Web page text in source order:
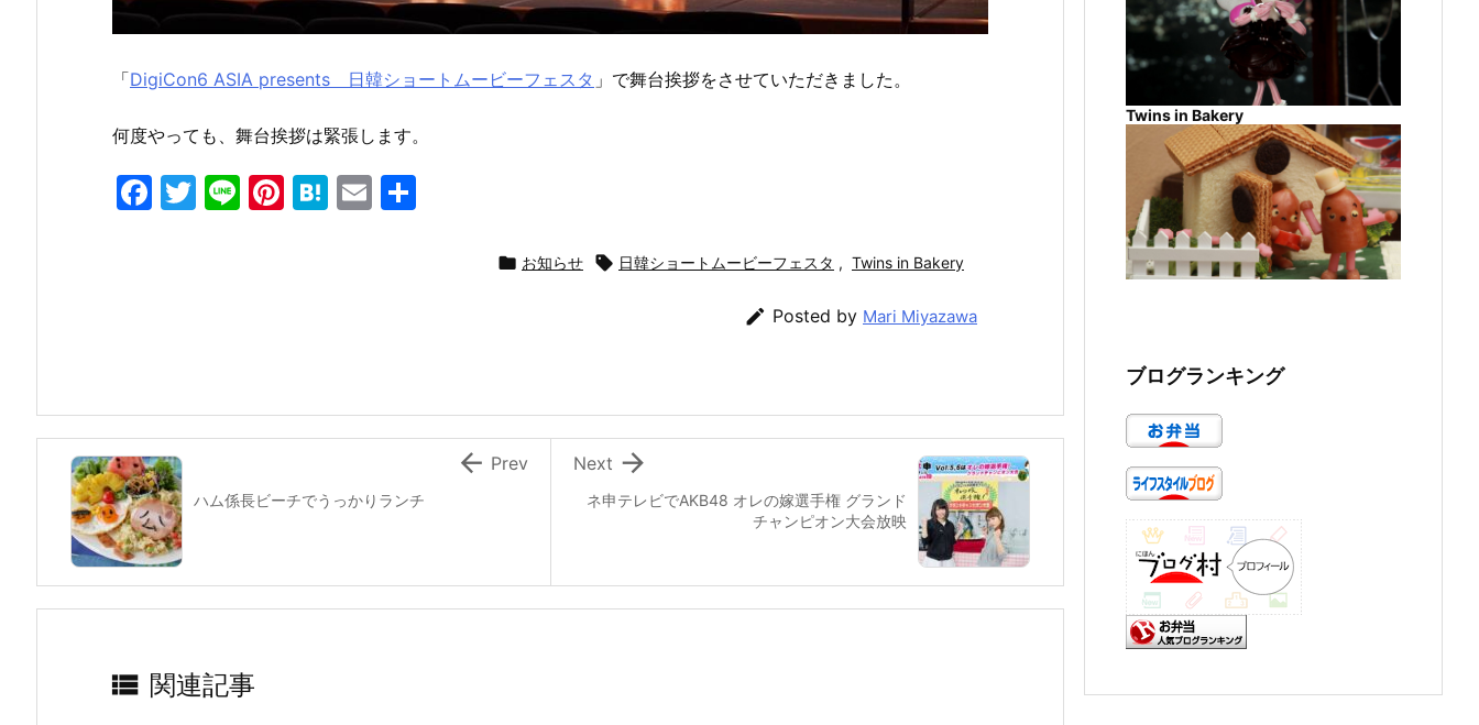
「DigiCon6 ASIA presents 日韓ショートムービーフェスタ 」で舞台挨拶をさせていただきました。
何度やっても、舞台挨拶は緊張します。
F
k
T
Li Pi H
E
 お知らせ  日韓ショートムービーフェスタ , Twins in Bakery
 Posted by Mari Miyazawa
ネ申テレビでAKB48 オレの嫁選手権 グランド
チャンピオン大会放映

Next
ハム係長ビーチでうっかりランチ
 Prev
 関連記事
Twins in Bakery
ブログランキング